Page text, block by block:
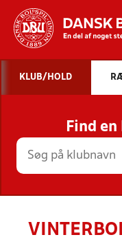
STILLINGER,
KLUB/HOLD
Find